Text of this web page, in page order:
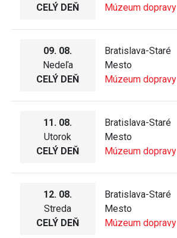
CELÝ DEŇ
Múzeum dopravy
09. 08.
Nedeľa
CELÝ DEŇ
Bratislava-Staré
Mesto
Múzeum dopravy
11. 08.
Utorok
CELÝ DEŇ
Bratislava-Staré
Mesto
Múzeum dopravy
12. 08.
Streda
CELÝ DEŇ
Bratislava-Staré
Mesto
Múzeum dopravy